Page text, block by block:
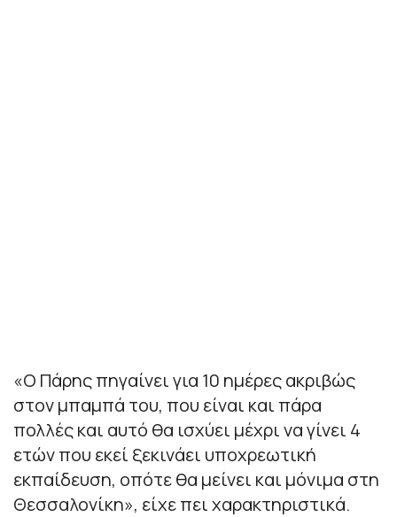
«Ο Πάρης πηγαίνει για 10 ημέρες ακριβώς
στον μπαμπά του, που είναι και πάρα
πολλές και αυτό θα ισχύει μέχρι να γίνει 4
ετών που εκεί ξεκινάει υποχρεωτική
εκπαίδευση, οπότε θα μείνει και μόνιμα στη
Θεσσαλονίκη», είχε πει χαρακτηριστικά.